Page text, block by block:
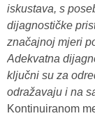
iskustava, s
dijagnostičke
značajnoj mjeri
Adekvatna
ključni su za
odražavaju i na
Kontinuiranom